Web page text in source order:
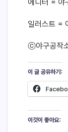
에디터 = 야
일러스트 =
ⓒ야구공작
이 글 공유하기:
이것이 좋아요: